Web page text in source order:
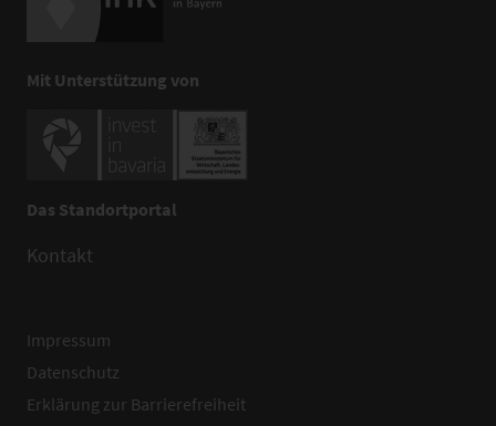
Mit Unterstützung von
Das Standortportal
Kontakt
Impressum
Datenschutz
Erklärung zur Barrierefreiheit